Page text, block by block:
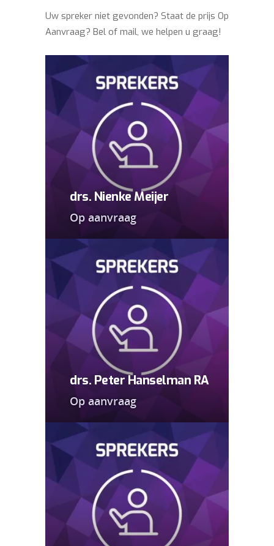
Uw spreker niet gevonden? Staat de prijs Op
Aanvraag? Bel of mail, we helpen u graag!
drs. Nienke Meijer
Op aanvraag
drs. Peter Hanselman RA
Op aanvraag